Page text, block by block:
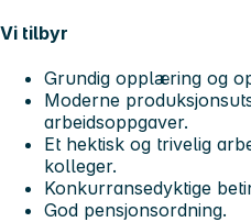
Vi tilbyr
Grundig opplæring og
Moderne
arbeidsoppgaver.
Et hektisk og trivelig
kolleger.
Konkurransedyktige
God pensjonsordning.